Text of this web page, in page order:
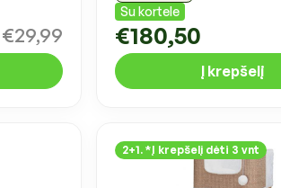
€29,99
Su kortele
€180,50
Į krepšelį
2+1. *Į krepšelį dėti 3 vnt